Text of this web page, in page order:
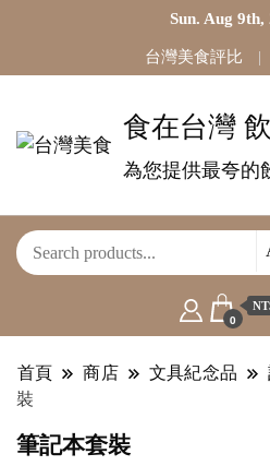
Sun. Aug 9th,
台灣美食評比
食在台灣
為您提供最夸的
0
首頁 商店 文具紀念品
裝
筆記本套裝